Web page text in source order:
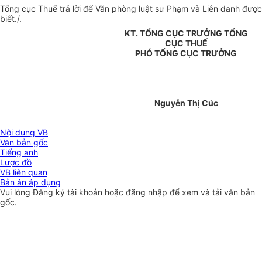
Tổng cục Thuế trả lời để Văn phòng luật sư Phạm và Liên danh được
biết./.
KT. TỔNG CỤC TRƯỞNG TỔNG
CỤC THUẾ
PHÓ TỔNG CỤC TRƯỞNG
Nguyễn Thị Cúc
Nội dung VB
Văn bản gốc
Tiếng anh
Lược đồ
VB liên quan
Bản án áp dụng
Vui lòngĐăng ký tài khoản hoặc đăng nhập để xem và tải văn bản
gốc.